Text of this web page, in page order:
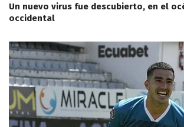
Un nuevo virus fue descubierto, en el
occidental